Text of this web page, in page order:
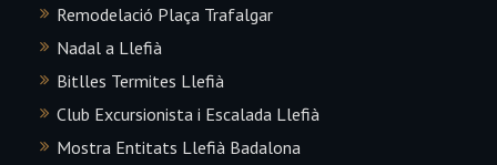
Remodelació Plaça Trafalgar
Nadal a Llefià
Bitlles Termites Llefià
Club Excursionista i Escalada Llefià
Mostra Entitats Llefià Badalona